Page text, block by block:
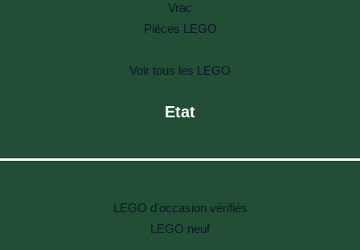
Vrac
Pièces LEGO
Voir tous les LEGO
Etat
LEGO d'occasion vérifiés
LEGO neuf